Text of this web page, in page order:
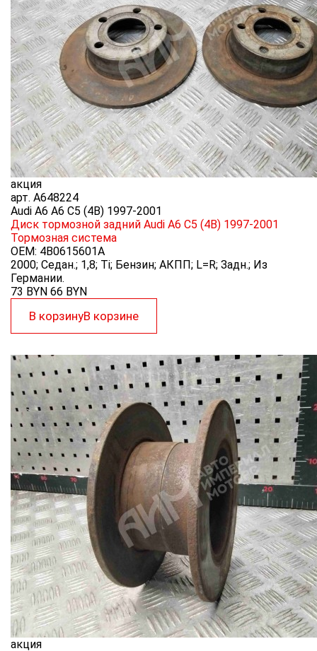
акция
арт. A648224
Audi A6 A6 C5 (4B) 1997-2001
Диск тормозной задний Audi A6 C5 (4B) 1997-2001
Тормозная система
OEM: 4B0615601A
2000; Седан.; 1,8; Ti; Бензин; АКПП; L=R; Задн.; Из
Германии.
73 BYN 66 BYN
В корзинуВ корзине
акция